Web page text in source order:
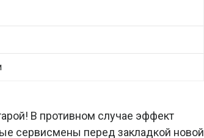
В противном случае эффект
сервисмены перед закладкой новой